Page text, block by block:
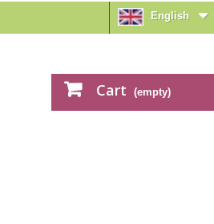
English
Cart (empty)